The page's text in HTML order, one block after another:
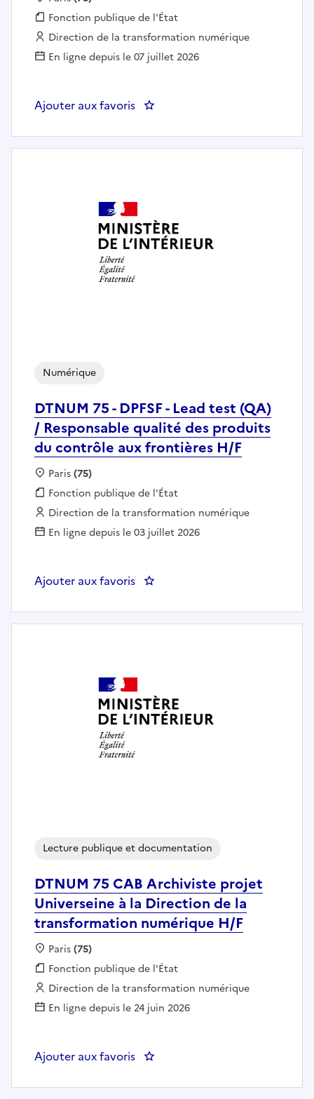
Fonction publique :
Fonction publique de l'État
Employeur :
Direction de la transformation numérique
En ligne depuis le 07 juillet 2026
Ajouter aux favoris : DTNUM 75 - SGNM SDGGP
DTNUM 75 - DPFSF - Lead test (QA)
/ Responsable qualité des produits
du contrôle aux frontières H/F
Numérique
Localisation :
Paris(75)
Fonction publique :
Fonction publique de l'État
Employeur :
Direction de la transformation numérique
En ligne depuis le 03 juillet 2026
Ajouter aux favoris : DTNUM 75 - DPFSF - Lead
DTNUM 75 CAB Archiviste projet
Universeine à la Direction de la
transformation numérique H/F
Lecture publique et documentation
Localisation :
Paris(75)
Fonction publique :
Fonction publique de l'État
Employeur :
Direction de la transformation numérique
En ligne depuis le 24 juin 2026
Ajouter aux favoris : DTNUM 75 CAB Archiviste